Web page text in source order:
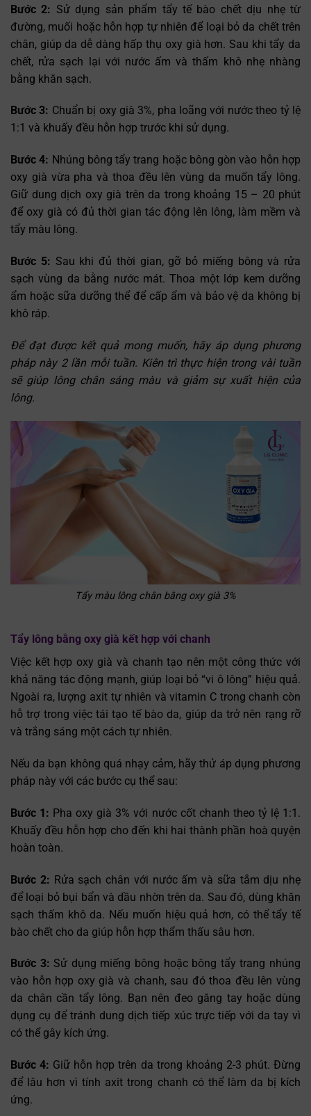
Bước 2: Sử dụng sản phẩm tẩy tế bào chết dịu nhẹ từ
đường, muối hoặc hỗn hợp tự nhiên để loại bỏ da chết trên
chân, giúp da dễ dàng hấp thụ oxy già hơn. Sau khi tẩy da
chết, rửa sạch lại với nước ấm và thấm khô nhẹ nhàng
bằng khăn sạch.
Bước 3: Chuẩn bị oxy già 3%, pha loãng với nước theo tỷ lệ
1:1 và khuấy đều hỗn hợp trước khi sử dụng.
Bước 4: Nhúng bông tẩy trang hoặc bông gòn vào hỗn hợp
oxy già vừa pha và thoa đều lên vùng da muốn tẩy lông.
Giữ dung dịch oxy già trên da trong khoảng 15 – 20 phút
để oxy già có đủ thời gian tác động lên lông, làm mềm và
tẩy màu lông.
Bước 5: Sau khi đủ thời gian, gỡ bỏ miếng bông và rửa
sạch vùng da bằng nước mát. Thoa một lớp kem dưỡng
ẩm hoặc sữa dưỡng thể để cấp ẩm và bảo vệ da không bị
khô ráp.
Để đạt được kết quả mong muốn, hãy áp dụng phương
pháp này 2 lần mỗi tuần. Kiên trì thực hiện trong vài tuần
sẽ giúp lông chân sáng màu và giảm sự xuất hiện của
lông.
Tẩy màu lông chân bằng oxy già 3%
Tẩy lông bằng oxy già kết hợp với chanh
Việc kết hợp oxy già và chanh tạo nên một công thức với
khả năng tác động mạnh, giúp loại bỏ “vi ô lông” hiệu quả.
Ngoài ra, lượng axit tự nhiên và vitamin C trong chanh còn
hỗ trợ trong việc tái tạo tế bào da, giúp da trở nên rạng rỡ
và trắng sáng một cách tự nhiên.
Nếu da bạn không quá nhạy cảm, hãy thử áp dụng phương
pháp này với các bước cụ thể sau:
Bước 1: Pha oxy già 3% với nước cốt chanh theo tỷ lệ 1:1.
Khuấy đều hỗn hợp cho đến khi hai thành phần hoà quyện
hoàn toàn.
Bước 2: Rửa sạch chân với nước ấm và sữa tắm dịu nhẹ
để loại bỏ bụi bẩn và dầu nhờn trên da. Sau đó, dùng khăn
sạch thấm khô da. Nếu muốn hiệu quả hơn, có thể tẩy tế
bào chết cho da giúp hỗn hợp thẩm thấu sâu hơn.
Bước 3: Sử dụng miếng bông hoặc bông tẩy trang nhúng
vào hỗn hợp oxy già và chanh, sau đó thoa đều lên vùng
da chân cần tẩy lông. Bạn nên đeo găng tay hoặc dùng
dụng cụ để tránh dung dịch tiếp xúc trực tiếp với da tay vì
có thể gây kích ứng.
Bước 4: Giữ hỗn hợp trên da trong khoảng 2-3 phút. Đừng
để lâu hơn vì tính axit trong chanh có thể làm da bị kích
ứng.